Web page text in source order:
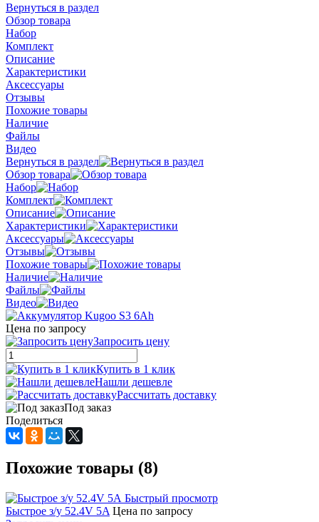
Вернуться в раздел
Обзор товара
Набор
Комплект
Описание
Характеристики
Аксессуары
Отзывы
Похожие товары
Наличие
Файлы
Видео
Вернуться в раздел
Обзор товара
Набор
Комплект
Описание
Характеристики
Аксессуары
Отзывы
Похожие товары
Наличие
Файлы
Видео
Цена по запросу
Запросить цену
Купить в 1 клик
Нашли дешевле
Рассчитать доставку
Под заказ
Поделиться
Похожие товары (8)
Быстрый просмотр
Быстрое з/у 52.4V 5A Цена по запросу